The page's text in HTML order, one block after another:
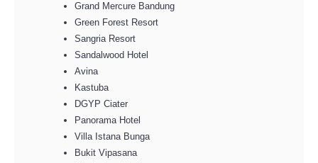
Grand Mercure Bandung
Green Forest Resort
Sangria Resort
Sandalwood Hotel
Avina
Kastuba
DGYP Ciater
Panorama Hotel
Villa Istana Bunga
Bukit Vipasana